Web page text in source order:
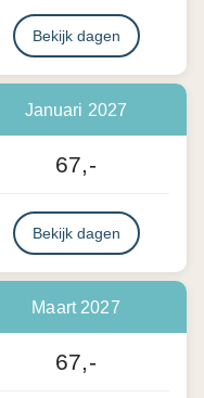
Bekijk dagen
Januari 2027
67,-
Bekijk dagen
Maart 2027
67,-